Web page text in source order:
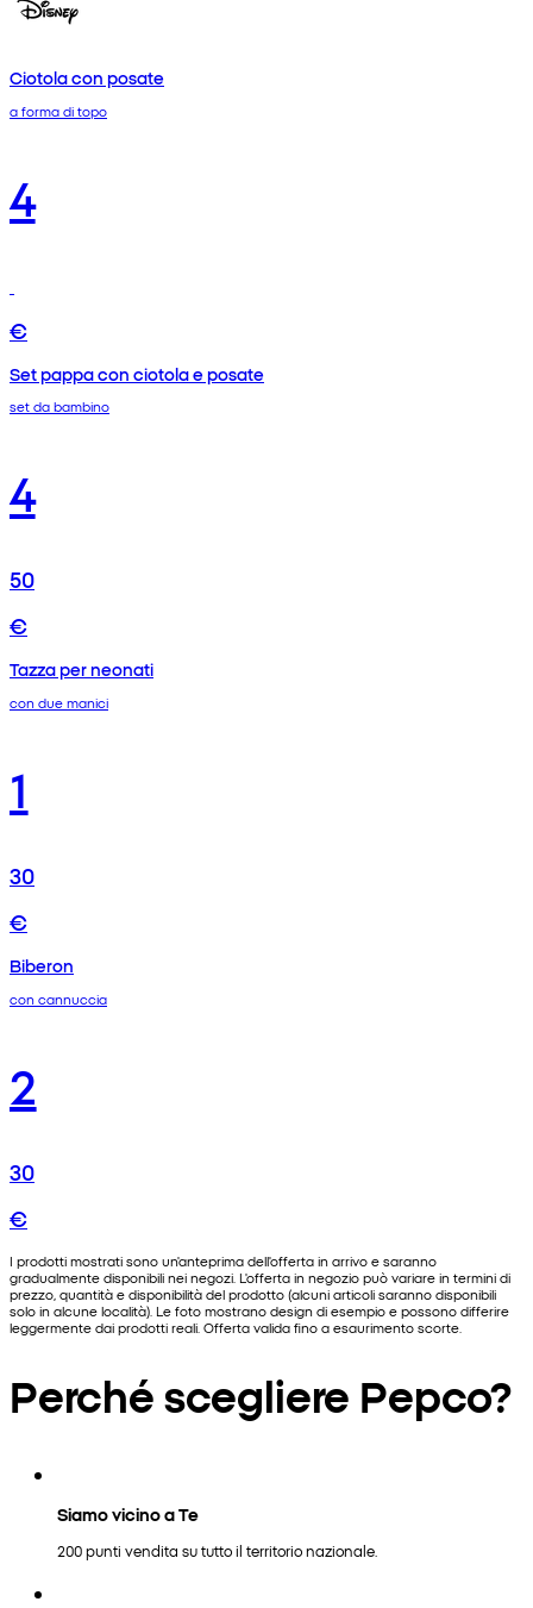
Ciotola con posate
a forma di topo
4
€
Set pappa con ciotola e posate
set da bambino
4
50
€
Tazza per neonati
con due manici
1
30
€
Biberon
con cannuccia
2
30
€
I prodotti mostrati sono un'anteprima dell'offerta in arrivo e saranno
gradualmente disponibili nei negozi. L'offerta in negozio può variare in termini di
prezzo, quantità e disponibilità del prodotto (alcuni articoli saranno disponibili
solo in alcune località). Le foto mostrano design di esempio e possono differire
leggermente dai prodotti reali. Offerta valida fino a esaurimento scorte.
Perché scegliere Pepco?
Siamo vicino a Te
200 punti vendita su tutto il territorio nazionale.